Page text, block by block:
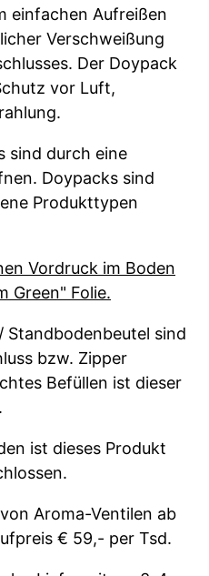
einfachen Aufreißen
Verschweißung
Der Doypack
vor Luft,
sind durch eine
Doypacks sind
Produkttypen
Vordruck im Boden
Green" Folie.
Standbodenbeutel sind
bzw. Zipper
Befüllen ist dieser
ist dieses Produkt
Aroma-Ventilen ab
€ 59,- per Tsd.